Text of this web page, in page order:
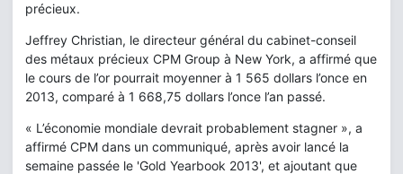
précieux.
Jeffrey Christian, le directeur général du cabinet-conseil
des métaux précieux CPM Group à New York, a affirmé que
le cours de l’or pourrait moyenner à 1 565 dollars l’once en
2013, comparé à 1 668,75 dollars l’once l’an passé.
« L’économie mondiale devrait probablement stagner », a
affirmé CPM dans un communiqué, après avoir lancé la
semaine passée le 'Gold Yearbook 2013', et ajoutant que